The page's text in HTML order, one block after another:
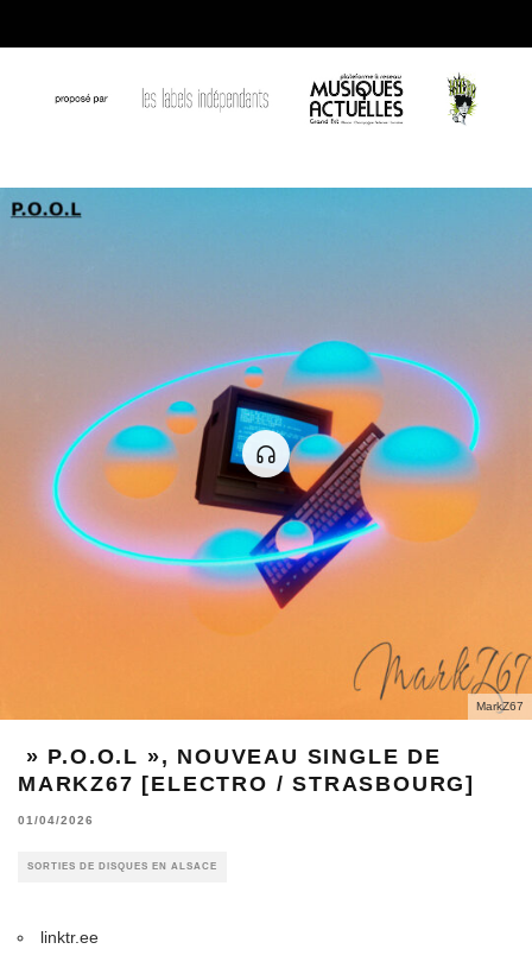
MarkZ67
» P.O.O.L », NOUVEAU SINGLE DE
MARKZ67 [ELECTRO / STRASBOURG]
01/04/2026
SORTIES DE DISQUES EN ALSACE
linktr.ee